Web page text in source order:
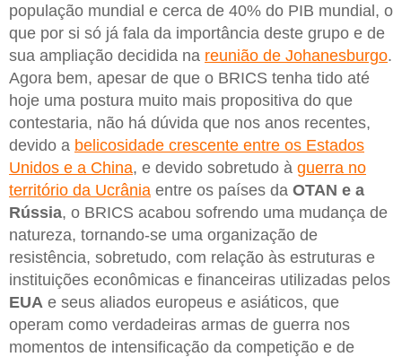
população mundial e cerca de 40% do PIB mundial, o
que por si só já fala da importância deste grupo e de
sua ampliação decidida na reunião de Johanesburgo.
Agora bem, apesar de que o BRICS tenha tido até
hoje uma postura muito mais propositiva do que
contestaria, não há dúvida que nos anos recentes,
devido a belicosidade crescente entre os Estados
Unidos e a China, e devido sobretudo à guerra no
território da Ucrânia entre os países da OTAN e a
Rússia, o BRICS acabou sofrendo uma mudança de
natureza, tornando-se uma organização de
resistência, sobretudo, com relação às estruturas e
instituições econômicas e financeiras utilizadas pelos
EUA e seus aliados europeus e asiáticos, que
operam como verdadeiras armas de guerra nos
momentos de intensificação da competição e de